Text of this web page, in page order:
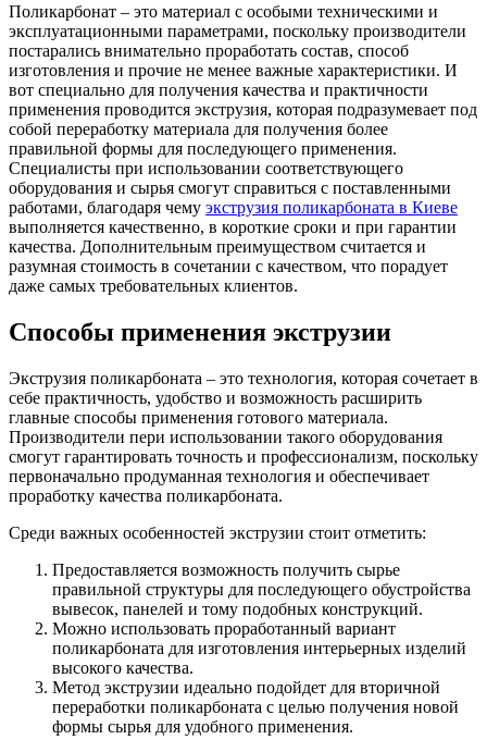
Поликарбонат – это материал с особыми техническими и
эксплуатационными параметрами, поскольку производители
постарались внимательно проработать состав, способ
изготовления и прочие не менее важные характеристики. И
вот специально для получения качества и практичности
применения проводится экструзия, которая подразумевает под
собой переработку материала для получения более
правильной формы для последующего применения.
Специалисты при использовании соответствующего
оборудования и сырья смогут справиться с поставленными
работами, благодаря чему экструзия поликарбоната в Киеве
выполняется качественно, в короткие сроки и при гарантии
качества. Дополнительным преимуществом считается и
разумная стоимость в сочетании с качеством, что порадует
даже самых требовательных клиентов.
Способы применения экструзии
Экструзия поликарбоната – это технология, которая сочетает в
себе практичность, удобство и возможность расширить
главные способы применения готового материала.
Производители пери использовании такого оборудования
смогут гарантировать точность и профессионализм, поскольку
первоначально продуманная технология и обеспечивает
проработку качества поликарбоната.
Среди важных особенностей экструзии стоит отметить:
Предоставляется возможность получить сырье
правильной структуры для последующего обустройства
вывесок, панелей и тому подобных конструкций.
Можно использовать проработанный вариант
поликарбоната для изготовления интерьерных изделий
высокого качества.
Метод экструзии идеально подойдет для вторичной
переработки поликарбоната с целью получения новой
формы сырья для удобного применения.